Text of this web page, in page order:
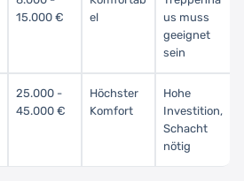
15.000 €
el
us muss
geeignet
sein
25.000 -
45.000 €
Höchster
Komfort
Hohe
Investition,
Schacht
nötig